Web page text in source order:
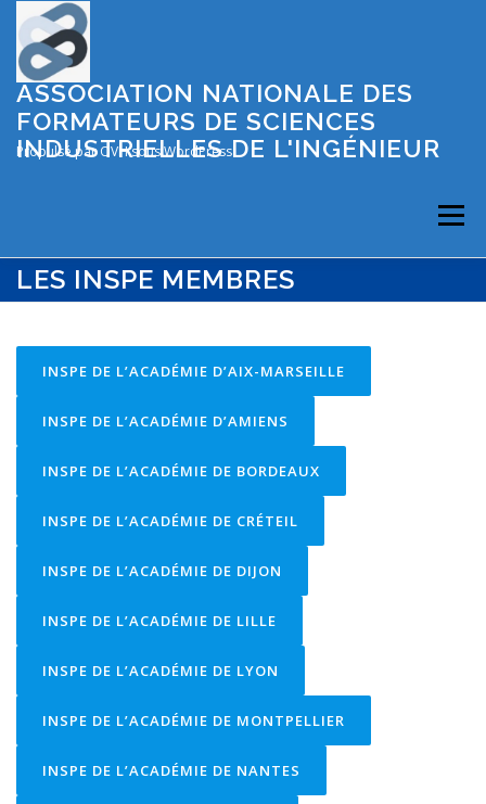
contenu
ASSOCIATION NATIONALE DES
FORMATEURS DE SCIENCES
INDUSTRIELLES DE L'INGÉNIEUR
Propulsé par OVH sous WordPress
Menu
LES COLLOQUES
PRÉSENTATION DE L’ASSOCIATION
LES INSPE MEMBRES
INSPE DE L’ACADÉMIE D’AIX-MARSEILLE
INSPE DE L’ACADÉMIE D’AMIENS
INSPE DE L’ACADÉMIE DE BORDEAUX
INSPE DE L’ACADÉMIE DE CRÉTEIL
INSPE DE L’ACADÉMIE DE DIJON
INSPE DE L’ACADÉMIE DE LILLE
INSPE DE L’ACADÉMIE DE LYON
INSPE DE L’ACADÉMIE DE MONTPELLIER
INSPE DE L’ACADÉMIE DE NANTES